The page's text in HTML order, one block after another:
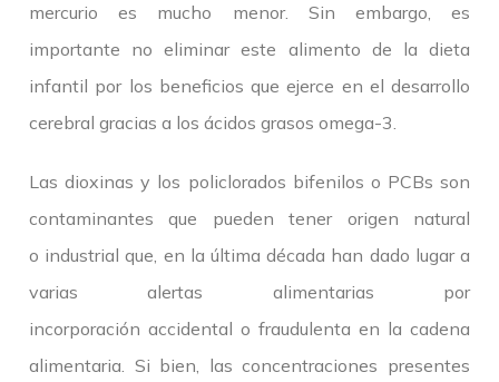
mercurio es mucho menor. Sin embargo, es
importante no eliminar este alimento de la dieta
infantil por los beneficios que ejerce en el desarrollo
cerebral gracias a los ácidos grasos omega-3.
Las dioxinas y los policlorados bifenilos o PCBs son
contaminantes que pueden tener origen natural
o industrial que, en la última década han dado lugar a
varias alertas alimentarias por
incorporación accidental o fraudulenta en la cadena
alimentaria. Si bien, las concentraciones presentes